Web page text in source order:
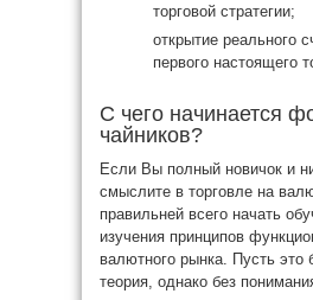
торговой стратегии;
открытие реального
первого настоящего
С чего начинается
чайников?
Если Вы полный новичок и
смыслите в торговле на
правильней всего начать
изучения принципов
валютного рынка. Пусть это
теория, однако без